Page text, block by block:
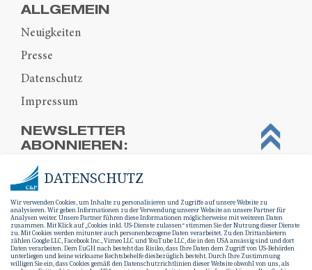
ALLGEMEIN
Neuigkeiten
Presse
Datenschutz
Impressum
NEWSLETTER
ABONNIEREN:
DATENSCHUTZ
Wir verwenden Cookies, um Inhalte zu personalisieren und Zugriffe auf unsere Website zu
analysieren. Wir geben Informationen zu der Verwendung unserer Website an unsere Partner für
Analysen weiter. Unsere Partner führen diese Informationen möglicherweise mit weiteren Daten
zusammen. Mit Klick auf „Cookies inkl. US-Dienste zulassen“ stimmen Sie der Nutzung dieser Dienste
zu. Mit Cookies werden mitunter auch personenbezogene Daten verarbeitet. Zu den Drittanbietern
zählen Google LLC, Facebook Inc., Vimeo LLC und YouTube LLC, die in den USA ansässig sind und dort
Daten verarbeiten. Dem EuGH nach besteht das Risiko, dass Ihre Daten dem Zugriff von US-Behörden
unterliegen und keine wirksame Rechtsbehelfe diesbezüglich besteht. Durch Ihre Zustimmung
willigen Sie ein, dass Cookies gemäß den Datenschutzrichtlinien dieser Website obwohl von uns, als